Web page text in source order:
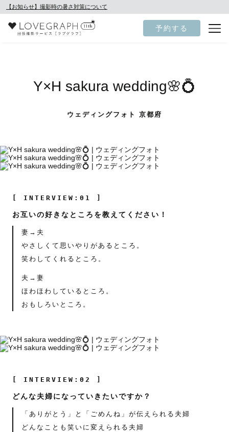
【お知らせ】撮影時の暑さ対策について
予約する
Y×H sakura wedding🌸💍
ウェディングフォト 京都府
[ INTERVIEW:01 ]
お互いの好きなところを教えてください！
妻→夫
やさしくて思いやりがあるところ。
笑わしてくれるところ。
夫→妻
ほわほわしているところ。
おもしろいところ。
[ INTERVIEW:02 ]
どんな夫婦になっていきたいですか？
「ありがとう」と「ごめんね」が伝えられる夫婦
どんなことも笑いに変えられる夫婦